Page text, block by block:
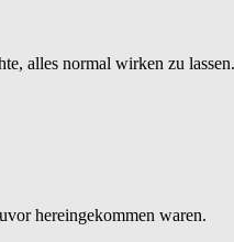
alles normal wirken zu
hereingekommen waren.